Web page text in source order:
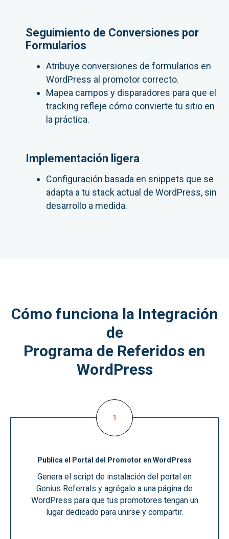
Seguimiento de Conversiones por
Formularios
Atribuye conversiones de formularios en
WordPress al promotor correcto.
Mapea campos y disparadores para que el
tracking refleje cómo convierte tu sitio en
la práctica.
Implementación ligera
Configuración basada en snippets que se
adapta a tu stack actual de WordPress, sin
desarrollo a medida.
Cómo funciona la Integración
de
Programa de Referidos en
WordPress
Publica el Portal del Promotor en WordPress
Genera el script de instalación del portal en
Genius Referrals y agrégalo a una página de
WordPress para que tus promotores tengan un
lugar dedicado para unirse y compartir.